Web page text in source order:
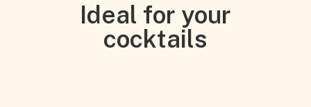
Ideal for your
cocktails